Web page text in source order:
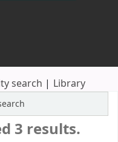
search Library
3 results.